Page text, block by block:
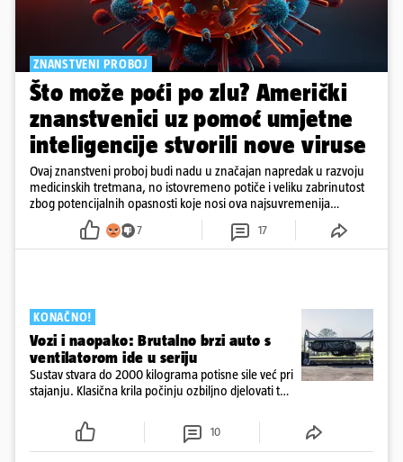
ZNANSTVENI PROBOJ
Što može poći po zlu? Američki
znanstvenici uz pomoć umjetne
inteligencije stvorili nove viruse
Ovaj znanstveni proboj budi nadu u značajan napredak u razvoju
medicinskih tretmana, no istovremeno potiče i veliku zabrinutost
zbog potencijalnih opasnosti koje nosi ova najsuvremenija
tehnologija.
7 17
KONAČNO!
Vozi i naopako: Brutalno brzi auto s
ventilatorom ide u seriju
Sustav stvara do 2000 kilograma potisne sile već pri
stajanju. Klasična krila počinju ozbiljno djelovati tek
golemim prianjanjem već pri ulasku u najsporiji
10